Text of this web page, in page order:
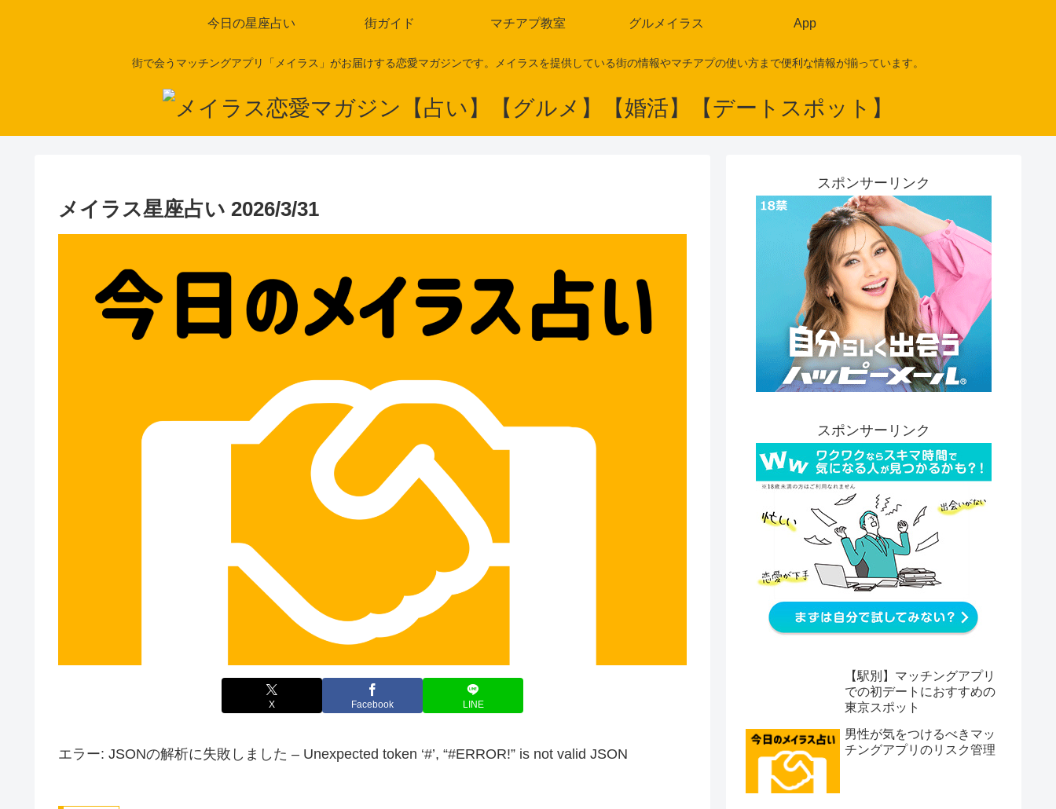
街で会うマッチングアプリ「メイラス」がお届けする恋愛マガジンです。メイラスを提供している街の情報やマチアプの使い方まで便利な情報が揃っています。
今日の星座占い 街ガイド マチアプ教室 グルメイラス App
メイラス星座占い 2026/3/31
X Facebook LINE
エラー: JSONの解析に失敗しました – Unexpected token ‘#’, “#ERROR!” is not valid JSON
スポンサーリンク
スポンサーリンク
【駅別】マッチングアプリ
での初デートにおすすめの
東京スポット
男性が気をつけるべきマッ
チングアプリのリスク管理